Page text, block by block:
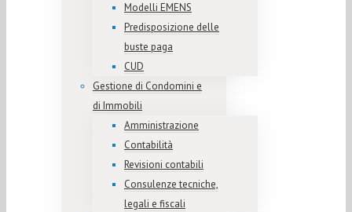
Modelli EMENS
Predisposizione delle
buste paga
CUD
Gestione di Condomini e
di Immobili
Amministrazione
Contabilità
Revisioni contabili
Consulenze tecniche,
legali e fiscali